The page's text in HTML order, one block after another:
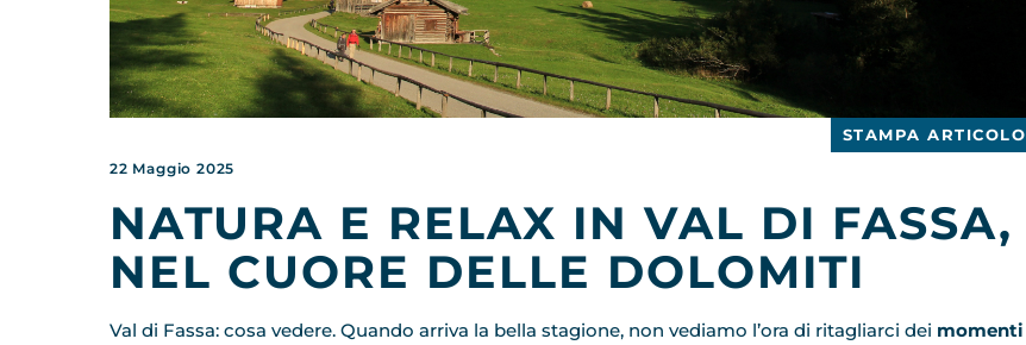
STAMPA ARTICOLO
22 Maggio 2025
NATURA E RELAX IN VAL DI FASSA,
NEL CUORE DELLE DOLOMITI
Val di Fassa: cosa vedere. Quando arriva la bella stagione, non vediamo l’ora di ritagliarci dei momenti